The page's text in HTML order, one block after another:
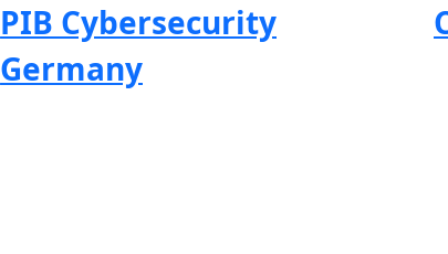
PIB Cybersecurity
Germany